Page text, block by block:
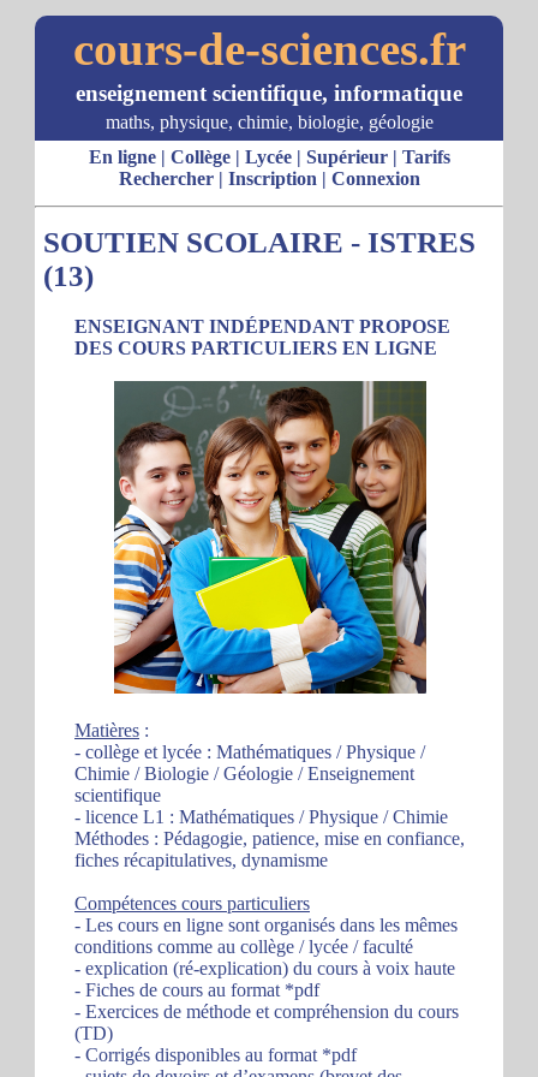
cours-de-sciences.fr
enseignement scientifique, informatique
maths, physique, chimie, biologie, géologie
En ligne| Collège| Lycée| Supérieur| Tarifs
Rechercher| Inscription | Connexion
SOUTIEN SCOLAIRE - ISTRES
(13)
ENSEIGNANT INDÉPENDANT PROPOSE
DES COURS PARTICULIERS EN LIGNE
Matières :
- collège et lycée : Mathématiques / Physique /
Chimie / Biologie / Géologie / Enseignement
scientifique
- licence L1 : Mathématiques / Physique / Chimie
Méthodes : Pédagogie, patience, mise en confiance,
fiches récapitulatives, dynamisme
Compétences cours particuliers
- Les cours en ligne sont organisés dans les mêmes
conditions comme au collège / lycée / faculté
- explication (ré-explication) du cours à voix haute
- Fiches de cours au format *pdf
- Exercices de méthode et compréhension du cours
(TD)
- Corrigés disponibles au format *pdf